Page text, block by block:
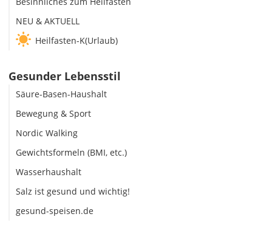
NEU & AKTUELL
Heilfasten-K(Urlaub)
Gesunder Lebensstil
Säure-Basen-Haushalt
Bewegung & Sport
Nordic Walking
Gewichtsformeln (BMI, etc.)
Wasserhaushalt
Salz ist gesund und wichtig!
gesund-speisen.de